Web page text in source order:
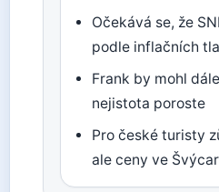
Očekává se, že
podle inflačních
Frank by mohl
nejistota poroste
Pro české turisty
ale ceny ve